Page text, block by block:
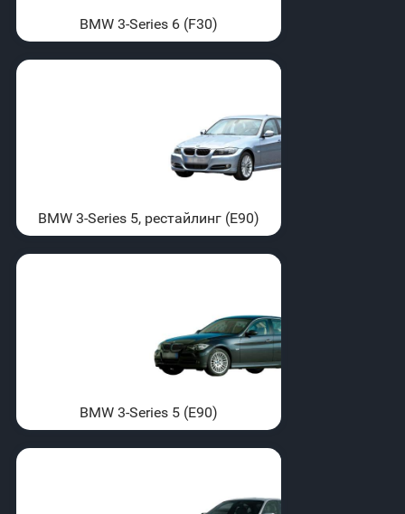
BMW 3-Series 6 (F30)
BMW 3-Series 5, рестайлинг (E90)
BMW 3-Series 5 (E90)